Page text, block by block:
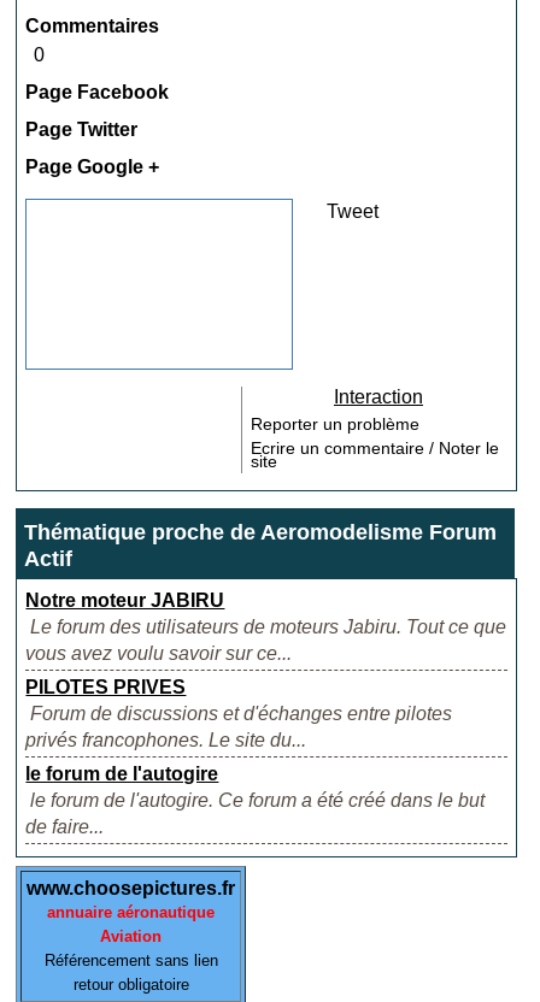
Commentaires
0
Page Facebook
Page Twitter
Page Google +
Tweet
Interaction
Reporter un problème
Ecrire un commentaire / Noter le
site
Thématique proche de Aeromodelisme Forum
Actif
Notre moteur JABIRU
Le forum des utilisateurs de moteurs Jabiru. Tout ce que
vous avez voulu savoir sur ce...
PILOTES PRIVES
Forum de discussions et d'échanges entre pilotes
privés francophones. Le site du...
le forum de l'autogire
le forum de l'autogire. Ce forum a été créé dans le but
de faire...
www.choosepictures.fr
annuaire aéronautique
Aviation
Référencement sans lien
retour obligatoire